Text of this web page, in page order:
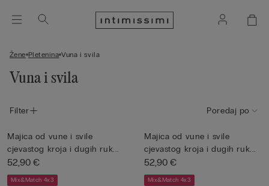
Žene Pletenina Vuna i svila
Vuna i svila
Filter Poredaj po
Majica od vune i svile
cjevastog kroja i dugih ruk...
52,90 €
Mix&Match 4x3
Majica od vune i svile
cjevastog kroja i dugih ruk...
52,90 €
Mix&Match 4x3